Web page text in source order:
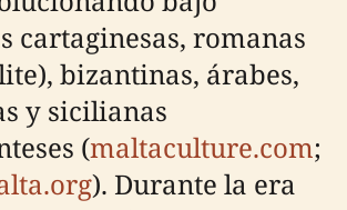
cartaginesas, romanas
bizantinas, árabes,
y sicilianas
(maltaculture.com;
). Durante la era